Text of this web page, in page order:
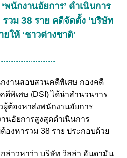
‘พนักงานอัยการ’ ดำเนินการ
รวม 38 ราย คดีจัดตั้ง ‘บริษัท
ให้ ‘ชาวต่างชาติ’
งานสอบสวนคดีพิเศษ กองคดี
พิเศษ (DSI) ได้นำสำนวนการ
ต้องหาส่งพนักงานอัยการ
นอัยการสูงสุดดำเนินการ
งหารวม 38 ราย ประกอบด้วย
ล่าวหาว่า บริษัท วิลล่า อันดามัน